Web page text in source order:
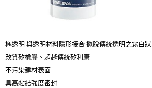
極透明 與透明材料隱形接合 擺脫傳統透明之霧白狀
改質矽橡膠、超越傳統矽利康
不污染建材表面
具高黏結強度密封